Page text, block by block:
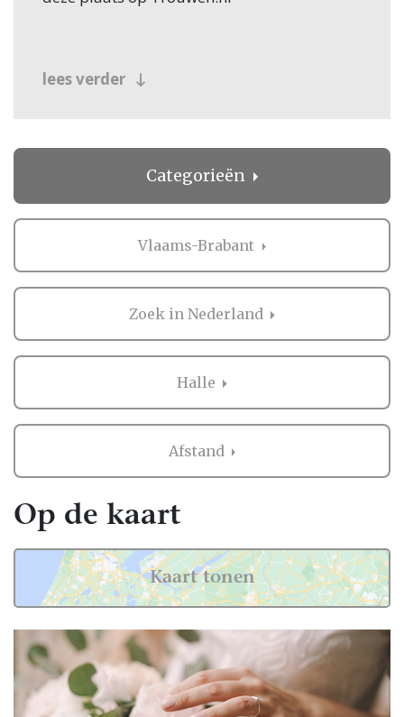
lees verder
Categorieën
Vlaams-Brabant
Zoek in Nederland
Halle
Afstand
Op de kaart
Kaart tonen